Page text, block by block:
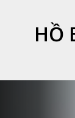
HỒ